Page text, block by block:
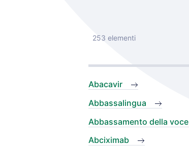
253 elementi
Abacavir
Abbassalingua
Abbassamento della voce
Abciximab